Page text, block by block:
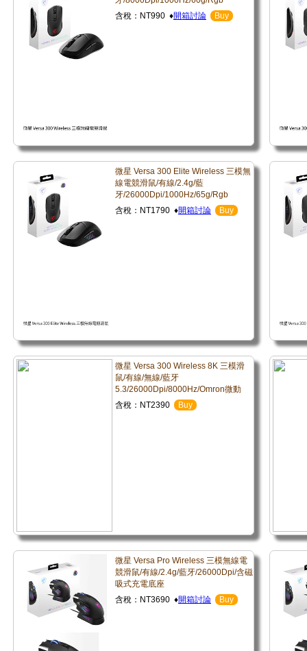
含稅：NT990 ♦開箱討論 Buy
微星 Versa 300 Elite Wireless 三模無
線電競滑鼠/有線/2.4g/藍
牙/26000Dpi/1000Hz/65g/Rgb
含稅：NT1790 ♦開箱討論 Buy
微星 Versa 300 Wireless 8K 三模滑
鼠/有線/無線/藍牙
5.3/26000Dpi/8000Hz/Omron微動
含稅：NT2390
Buy
微星 Versa Pro Wireless 三模無線電
競滑鼠/有線/2.4g/藍牙/26000Dpi/含磁
吸式充電底座
含稅：NT3690 ♦開箱討論 Buy